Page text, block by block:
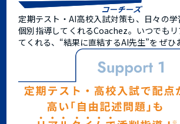
定期テスト・AI高校入試対策も、日々の
個別指導してくれるCoachez。 いつでも
てくれる、“結果に直結するAI先生”を ぜひ